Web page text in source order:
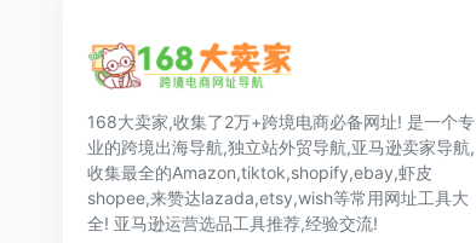
168大卖家,收集了2万+跨境电商必备网址! 是一个专
业的跨境出海导航,独立站外贸导航,亚马逊卖家导航,
收集最全的Amazon,tiktok,shopify,ebay,虾皮
shopee,来赞达lazada,etsy,wish等常用网址工具大
全! 亚马逊运营选品工具推荐,经验交流!